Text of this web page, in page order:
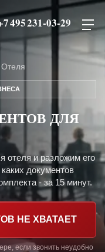
495 231-03-29
Отеля
ДЛЯ
отеля и разложим его
документов
- за 15 минут.
НЕ ХВАТАЕТ
если звонить неудобно